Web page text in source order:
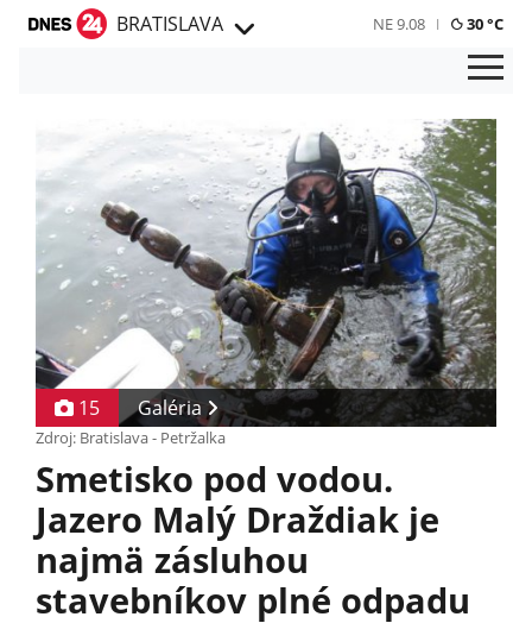
BRATISLAVA NE 9.08 30 °C
15 Galéria
Zdroj: Bratislava - Petržalka
Smetisko pod vodou.
Jazero Malý Draždiak je
najmä zásluhou
stavebníkov plné odpadu